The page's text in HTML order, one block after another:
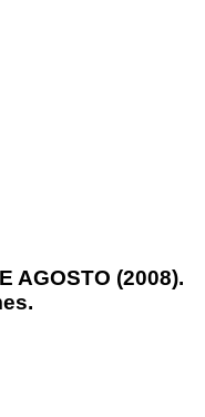
AGOSTO (2008).